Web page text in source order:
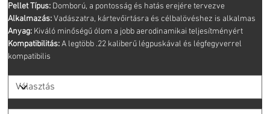
Pellet Típus: Domború, a pontosság és hatás erejére tervezve
Alkalmazás:Vadászatra, kártevőirtásra és célbalövéshez is alkalmas
Anyag: Kiváló minőségű ólom a jobb aerodinamikai teljesítményért
Kompatibilitás:A legtöbb .22 kaliberű légpuskával és légfegyverrel
kompatibilis